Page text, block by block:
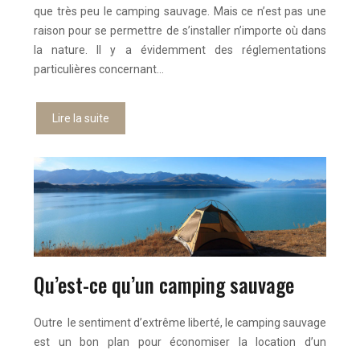
que très peu le camping sauvage. Mais ce n’est pas une
raison pour se permettre de s’installer n’importe où dans
la nature. Il y a évidemment des réglementations
particulières concernant…
Lire la suite
Qu’est-ce qu’un camping sauvage
Outre le sentiment d’extrême liberté, le camping sauvage
est un bon plan pour économiser la location d’un